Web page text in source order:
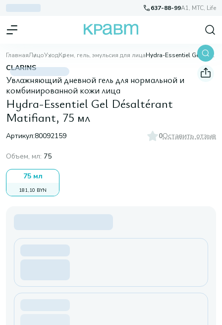
637-88-99A1, МТС, Life
ГлавнаяЛицоУходКрем, гель, эмульсия для лица Hydra-Essentiel Gel Désaltérant Matifiant, 75 мл
CLARINS
Увлажняющий дневной гель для нормальной и
комбинированной кожи лица
Hydra-Essentiel Gel Désaltérant
Matifiant, 75 мл
Артикул:80092159 0Оставить отзыв
Объем, мл: 75
75 мл
181,10 BYN